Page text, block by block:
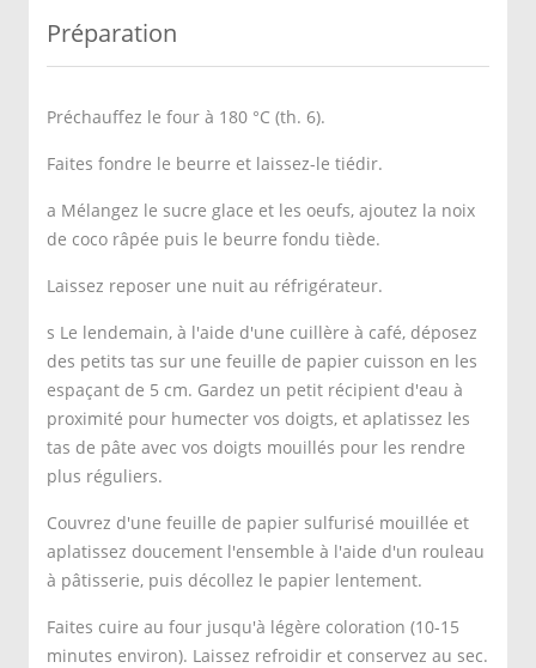
Préparation
Préchauffez le four à 180 °C (th. 6).
Faites fondre le beurre et laissez-le tiédir.
a Mélangez le sucre glace et les oeufs, ajoutez la noix
de coco râpée puis le beurre fondu tiède.
Laissez reposer une nuit au réfrigérateur.
s Le lendemain, à l'aide d'une cuillère à café, déposez
des petits tas sur une feuille de papier cuisson en les
espaçant de 5 cm. Gardez un petit récipient d'eau à
proximité pour humecter vos doigts, et aplatissez les
tas de pâte avec vos doigts mouillés pour les rendre
plus réguliers.
Couvrez d'une feuille de papier sulfurisé mouillée et
aplatissez doucement l'ensemble à l'aide d'un rouleau
à pâtisserie, puis décollez le papier lentement.
Faites cuire au four jusqu'à légère coloration (10-15
minutes environ). Laissez refroidir et conservez au sec.